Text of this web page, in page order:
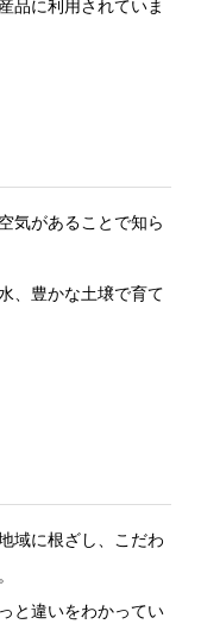
品に利用されていま
気があることで知ら
、豊かな土壌で育て
域に根ざし、こだわ
と違いをわかってい